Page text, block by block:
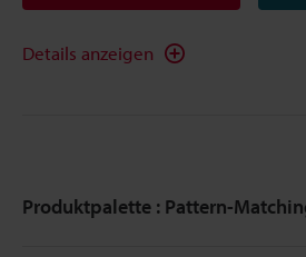
Details anzeigen
Produktpalette : Pattern-